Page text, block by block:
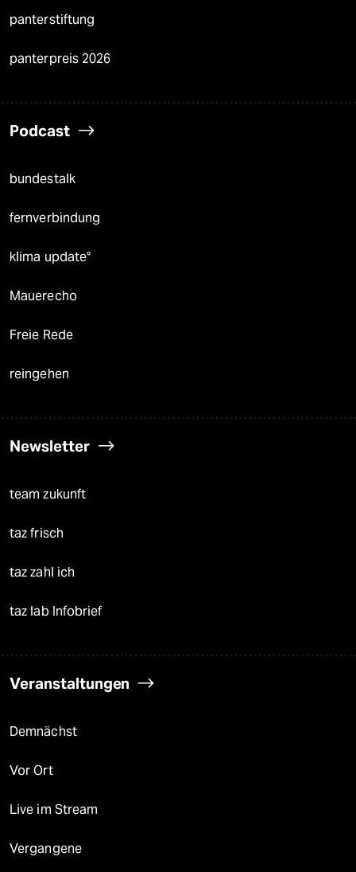
panterstiftung
panterpreis 2026
Podcast
bundestalk
fernverbindung
klima update°
Mauerecho
Freie Rede
reingehen
Newsletter
team zukunft
taz frisch
taz zahl ich
taz lab Infobrief
Veranstaltungen
Demnächst
Vor Ort
Live im Stream
Vergangene